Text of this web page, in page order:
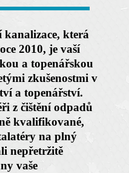
kanalizace, která
2010, je vaší
a topenářskou
zkušenostmi v
a topenářství.
z čištění odpadů
kvalifikované,
na plný
nepřetržitě
vaše